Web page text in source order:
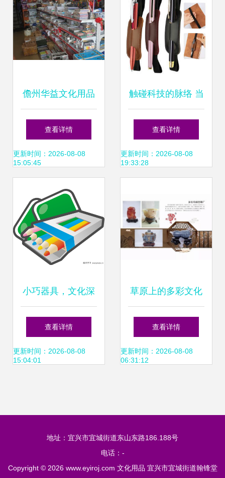
儋州华益文化用品
商行 品质与文化的
守护者
查看详情
更新时间：2026-08-08
15:05:45
触碰科技的脉络 当
电脑不再遥不可及
查看详情
更新时间：2026-08-08
19:33:28
小巧器具，文化深
蕴——探秘1326元
茶壶的零售世界
查看详情
更新时间：2026-08-08
15:04:01
草原上的多彩文化
勒勒车上的诗意生
活
查看详情
更新时间：2026-08-08
06:31:12
地址：宜兴市宜城街道东山东路186.188号
电话：-
Copyright © 2026 www.eyiroj.com 文化用品 宜兴市宜城街道翰锋堂